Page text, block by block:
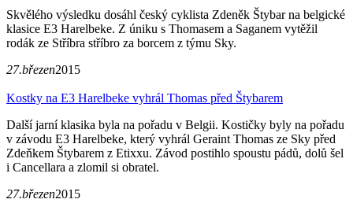
Skvělého výsledku dosáhl český cyklista Zdeněk Štybar na belgické
klasice E3 Harelbeke. Z úniku s Thomasem a Saganem vytěžil
rodák ze Stříbra stříbro za borcem z týmu Sky.
27.březen2015
Kostky na E3 Harelbeke vyhrál Thomas před Štybarem
Další jarní klasika byla na pořadu v Belgii. Kostičky byly na pořadu
v závodu E3 Harelbeke, který vyhrál Geraint Thomas ze Sky před
Zdeňkem Štybarem z Etixxu. Závod postihlo spoustu pádů, dolů šel
i Cancellara a zlomil si obratel.
27.březen2015